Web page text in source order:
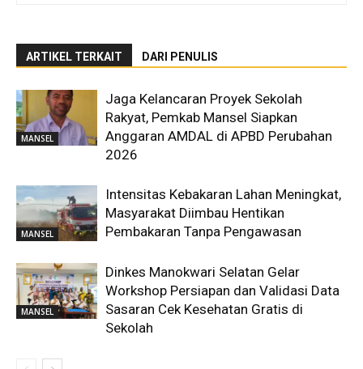
ARTIKEL TERKAIT DARI PENULIS
MANSEL
Jaga Kelancaran Proyek Sekolah
Rakyat, Pemkab Mansel Siapkan
Anggaran AMDAL di APBD Perubahan
2026
MANSEL
Intensitas Kebakaran Lahan Meningkat,
Masyarakat Diimbau Hentikan
Pembakaran Tanpa Pengawasan
MANSEL
Dinkes Manokwari Selatan Gelar
Workshop Persiapan dan Validasi Data
Sasaran Cek Kesehatan Gratis di
Sekolah